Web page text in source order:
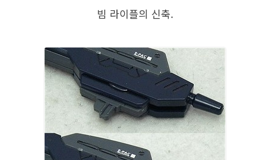
빔 라이플의 신축.